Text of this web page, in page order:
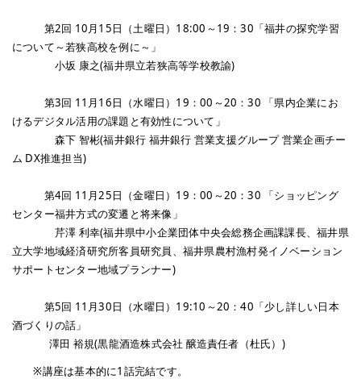
第2回 10月15日（土曜日）18:00～19：30「福井の探究学習
について～若狭高校を例に～」
小坂 康之(福井県立若狭高等学校教諭)
第3回 11月16日（水曜日）19：00～20：30 「県内企業にお
けるデジタル活用の課題と有効性について」
森下 智彬(福井銀行 福井銀行 営業支援グループ 営業企画チー
ム DX推進担当)
第4回 11月25日（金曜日）19：00～20：30 「ショッピング
センター福井方式の変遷と将来像」
芹澤 利幸(福井県中小企業団体中央会総務企画課課長、福井県
立大学地域経済研究所客員研究員、福井県農村漁村発イノベーション
サポートセンター地域プランナー)
第5回 11月30日（水曜日）19:10～20：40「少し詳しい日本
酒づくりの話」
澤田 裕規(黒龍酒造株式会社 醸造責任者（杜氏）)
※講座は基本的に1話完結です。